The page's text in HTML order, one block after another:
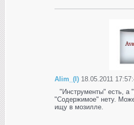
Alim_(I) 18.05.2011
"Инструменты" есть, а
"Содержимое" нету.
ищу в мозилле.